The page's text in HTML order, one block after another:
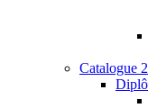
Catalogue